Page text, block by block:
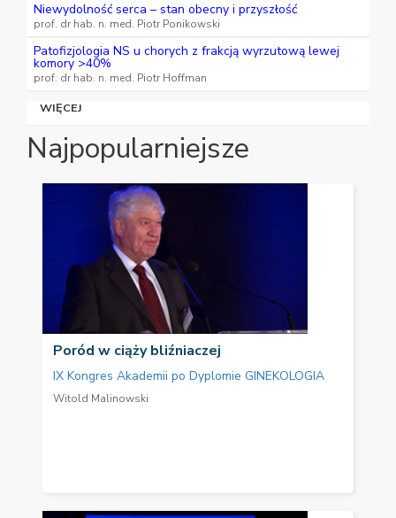
Niewydolność serca – stan obecny i przyszłość
prof. dr hab. n. med. Piotr Ponikowski
Patofizjologia NS u chorych z frakcją wyrzutową lewej
komory >40%
prof. dr hab. n. med. Piotr Hoffman
WIĘCEJ
Najpopularniejsze
Poród w ciąży bliźniaczej
IX Kongres Akademii po Dyplomie GINEKOLOGIA
Witold Malinowski